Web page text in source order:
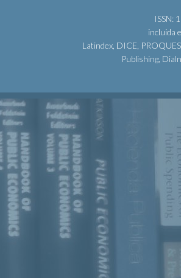
ISSN:
incluida
Latindex, DICE,
Publishing,